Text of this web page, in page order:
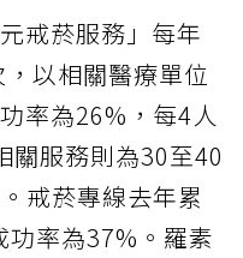
戒菸服務」每年
以相關醫療單位
率為26%，每4人
關服務則為30至40
戒菸專線去年累
率為37%。羅素